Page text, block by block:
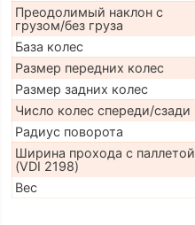
Преодолимый наклон с
грузом/без груза
База колес
Размер передних колес
Размер задних колес
Число колес спереди/сзади
Радиус поворота
Ширина прохода с паллетой
(VDI 2198)
Вес